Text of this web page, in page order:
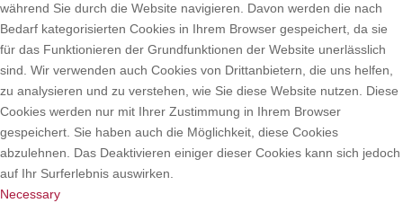
während Sie durch die Website navigieren. Davon werden die nach
Bedarf kategorisierten Cookies in Ihrem Browser gespeichert, da sie
für das Funktionieren der Grundfunktionen der Website unerlässlich
sind. Wir verwenden auch Cookies von Drittanbietern, die uns helfen,
zu analysieren und zu verstehen, wie Sie diese Website nutzen. Diese
Cookies werden nur mit Ihrer Zustimmung in Ihrem Browser
gespeichert. Sie haben auch die Möglichkeit, diese Cookies
abzulehnen. Das Deaktivieren einiger dieser Cookies kann sich jedoch
auf Ihr Surferlebnis auswirken.
Necessary